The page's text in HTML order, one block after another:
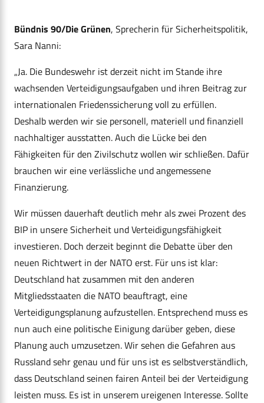
Bündnis 90/Die Grünen, Sprecherin für Sicherheitspolitik,
Sara Nanni:
„Ja. Die Bundeswehr ist derzeit nicht im Stande ihre
wachsenden Verteidigungsaufgaben und ihren Beitrag zur
internationalen Friedenssicherung voll zu erfüllen.
Deshalb werden wir sie personell, materiell und finanziell
nachhaltiger ausstatten. Auch die Lücke bei den
Fähigkeiten für den Zivilschutz wollen wir schließen. Dafür
brauchen wir eine verlässliche und angemessene
Finanzierung.
Wir müssen dauerhaft deutlich mehr als zwei Prozent des
BIP in unsere Sicherheit und Verteidigungsfähigkeit
investieren. Doch derzeit beginnt die Debatte über den
neuen Richtwert in der NATO erst. Für uns ist klar:
Deutschland hat zusammen mit den anderen
Mitgliedsstaaten die NATO beauftragt, eine
Verteidigungsplanung aufzustellen. Entsprechend muss es
nun auch eine politische Einigung darüber geben, diese
Planung auch umzusetzen. Wir sehen die Gefahren aus
Russland sehr genau und für uns ist es selbstverständlich,
dass Deutschland seinen fairen Anteil bei der Verteidigung
leisten muss. Es ist in unserem ureigenen Interesse. Sollte